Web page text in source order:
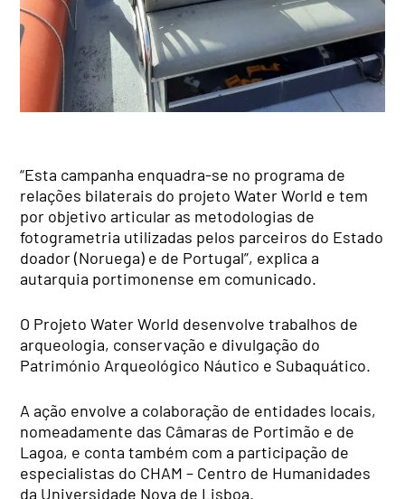
“Esta campanha enquadra-se no programa de
relações bilaterais do projeto Water World e tem
por objetivo articular as metodologias de
fotogrametria utilizadas pelos parceiros do Estado
doador (Noruega) e de Portugal”, explica a
autarquia portimonense em comunicado.
O Projeto Water World desenvolve trabalhos de
arqueologia, conservação e divulgação do
Património Arqueológico Náutico e Subaquático.
A ação envolve a colaboração de entidades locais,
nomeadamente das Câmaras de Portimão e de
Lagoa, e conta também com a participação de
especialistas do CHAM – Centro de Humanidades
da Universidade Nova de Lisboa.